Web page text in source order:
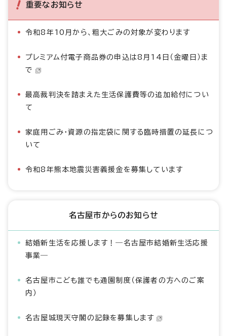
重要なお知らせ
令和8年10月から、粗大ごみの対象が変わります
プレミアム付電子商品券の申込は8月14日（金曜日）ま
で
最高裁判決を踏まえた生活保護費等の追加給付につい
て
家庭用ごみ・資源の指定袋に関する臨時措置の延長につ
いて
令和8年熊本地震災害義援金を募集しています
名古屋市からのお知らせ
結婚新生活を応援します！―名古屋市結婚新生活応援
事業―
名古屋市こども誰でも通園制度（保護者の方へのご案
内）
名古屋城現天守閣の記録を募集します